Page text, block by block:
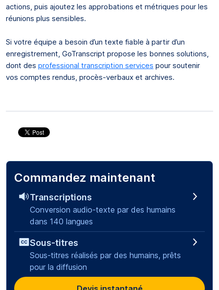
actions, puis ajoutez les approbations et métriques pour les
réunions plus sensibles.
Si votre équipe a besoin d’un texte fiable à partir d’un
enregistrement, GoTranscript propose les bonnes solutions,
dont des professional transcription services pour soutenir
vos comptes rendus, procès-verbaux et archives.
Commandez maintenant
Transcriptions
Conversion audio-texte par des humains
dans 140 langues
Sous-titres
Sous-titres réalisés par des humains, prêts
pour la diffusion